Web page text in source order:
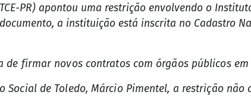
PR) apontou uma restrição envolvendo o
a instituição está inscrita no Cadastro
de firmar novos contratos com órgãos públicos
Social de Toledo, Márcio Pimentel, a restrição